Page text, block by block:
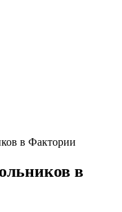
в Фактории
в